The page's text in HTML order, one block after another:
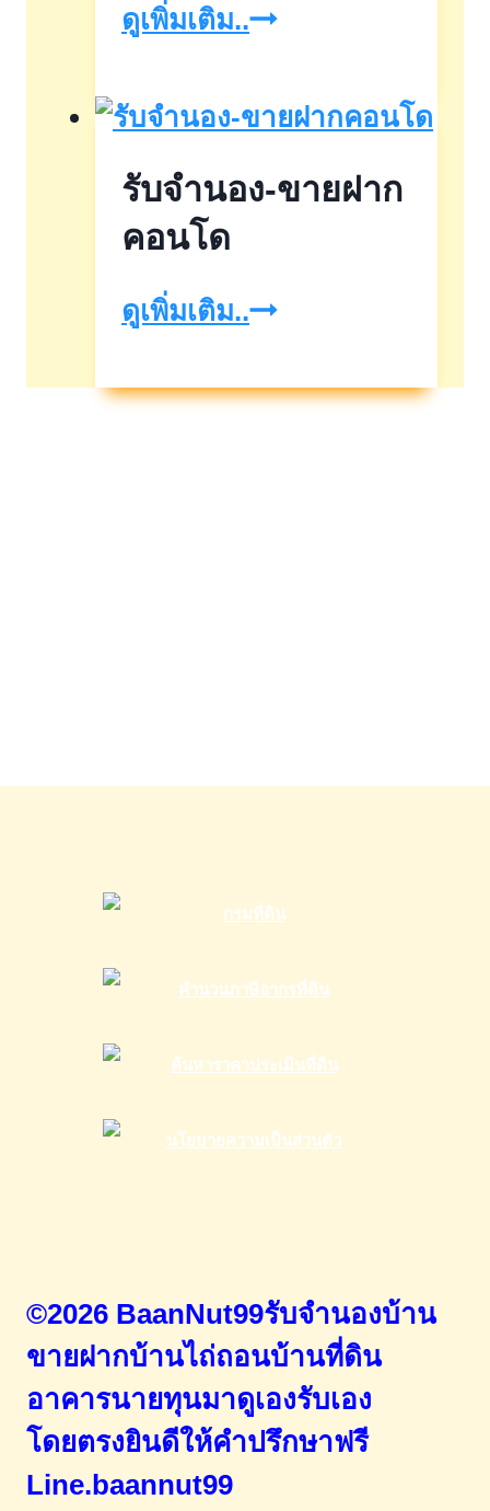
โดยตรง
ดูเพิ่มเติม..รับ
ที่ดิน
รับจำนอง-ขายฝาก
คอนโด
ดูเพิ่มเติม..รับ
ขาย
©2026 BaanNut99รับจำนองบ้าน
ขายฝากบ้านไถ่ถอนบ้านที่ดิน
อาคารนายทุนมาดูเองรับเอง
โดยตรงยินดีให้คำปรึกษาฟรี
Line.baannut99